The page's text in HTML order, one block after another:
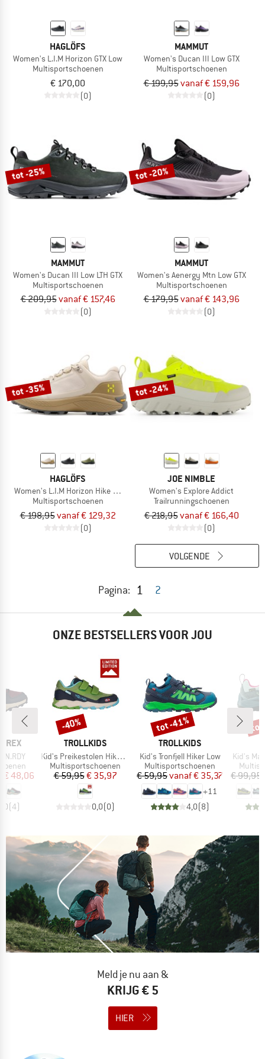
HAGLÖFS
Women's L.I.M Horizon GTX Low
Multisportschoenen
€ 170,00
(0)
MAMMUT
Women's Ducan III Low GTX
Multisportschoenen
€ 199,95vanaf € 159,96
(0)
tot -25%
MAMMUT
Women's Ducan III Low LTH GTX
Multisportschoenen
€ 209,95vanaf € 157,46
(0)
tot -20%
MAMMUT
Women's Aenergy Mtn Low GTX
Multisportschoenen
€ 179,95vanaf € 143,96
(0)
tot -35%
HAGLÖFS
Women's L.I.M Horizon Hike GTX Low
Multisportschoenen
€ 198,95vanaf € 129,32
(0)
tot -24%
JOE NIMBLE
Women's Explore Addict
Trailrunningschoenen
€ 218,95vanaf € 166,40
(0)
Pagina: 1 2
VOLGENDE
ONZE BESTSELLERS VOOR JOU
prijs
€ 48,06
(4)
MERK
TROLLKIDS
Artikel
Kid's Preikestolen Hiker Exclusive
Productgroep
Multisportschoenen
Prijs
€ 59,95Verlaagde prijs
€ 35,97
0,0(0)
Korting
-40%
MERK
TROLLKIDS
Artikel
Kid's Tronfjell Hiker Low
Productgroep
Multisportschoenen
Prijs
€ 59,95 Verlaagde prijs
vanaf€ 35,37
+11
4,0(8)
Korting
tot -41%
Artikel
Kid's
€ 99,95
Meld je nu aan &
KRIJG € 5
HIER